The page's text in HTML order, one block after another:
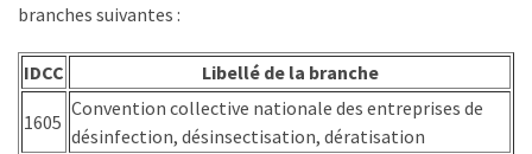
TVA,
subrogation,
remboursement
branches suivantes :
IDCC Libellé de la branche
1605
Convention collective nationale des entreprises de
désinfection, désinsectisation, dératisation